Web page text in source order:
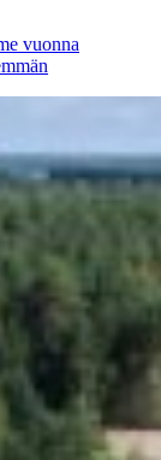
vuonna